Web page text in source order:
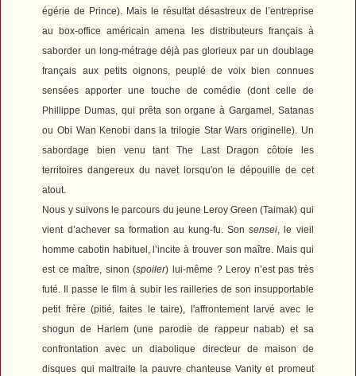
égérie de Prince). Mais le résultat désastreux de l’entreprise
au box-office américain amena les distributeurs français à
saborder un long-métrage déjà pas glorieux par un doublage
français aux petits oignons, peuplé de voix bien connues
sensées apporter une touche de comédie (dont celle de
Phillippe Dumas, qui prêta son organe à Gargamel, Satanas
ou Obi Wan Kenobi dans la trilogie Star Wars originelle). Un
sabordage bien venu tant The Last Dragon côtoie les
territoires dangereux du navet lorsqu'on le dépouille de cet
atout.
Nous y suivons le parcours du jeune Leroy Green (Taimak) qui
vient d’achever sa formation au kung-fu. Sonsensei, le vieil
homme cabotin habituel, l’incite à trouver son maître. Mais qui
est ce maître, sinon (spoiler) lui-même ? Leroy n’est pas très
futé. Il passe le film à subir les railleries de son insupportable
petit frère (pitié, faites le taire), l'affrontement larvé avec le
shogun de Harlem (une parodie de rappeur nabab) et sa
confrontation avec un diabolique directeur de maison de
disques qui maltraite la pauvre chanteuse Vanity et promeut